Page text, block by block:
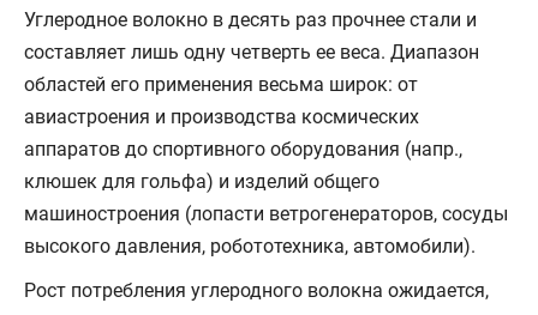
Углеродное волокно в десять раз прочнее стали и
составляет лишь одну четверть ее веса. Диапазон
областей его применения весьма широк: от
авиастроения и производства космических
аппаратов до спортивного оборудования (напр.,
клюшек для гольфа) и изделий общего
машиностроения (лопасти ветрогенераторов, сосуды
высокого давления, робототехника, автомобили).
Рост потребления углеродного волокна ожидается,